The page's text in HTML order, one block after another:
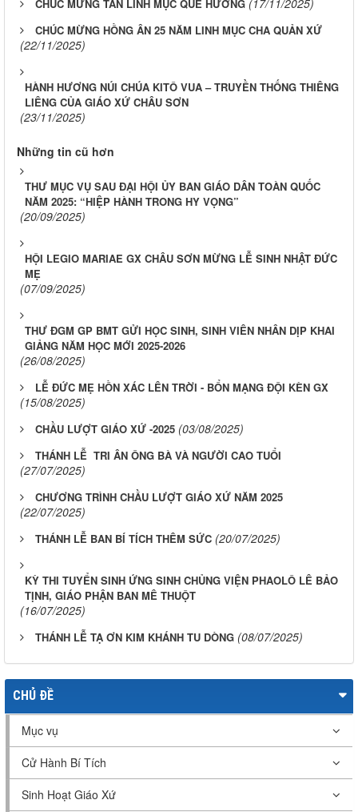
CHÚC MỪNG TÂN LINH MỤC QUÊ HƯƠNG (17/11/2025)
CHÚC MỪNG HỒNG ÂN 25 NĂM LINH MỤC CHA QUẢN XỨ
(22/11/2025)
HÀNH HƯƠNG NÚI CHÚA KITÔ VUA – TRUYỀN THỐNG THIÊNG
LIÊNG CỦA GIÁO XỨ CHÂU SƠN
(23/11/2025)
Những tin cũ hơn
THƯ MỤC VỤ SAU ĐẠI HỘI ỦY BAN GIÁO DÂN TOÀN QUỐC
NĂM 2025: “HIỆP HÀNH TRONG HY VỌNG”
(20/09/2025)
HỘI LEGIO MARIAE GX CHÂU SƠN MỪNG LỄ SINH NHẬT ĐỨC
MẸ
(07/09/2025)
THƯ ĐGM GP BMT GỬI HỌC SINH, SINH VIÊN NHÂN DỊP KHAI
GIẢNG NĂM HỌC MỚI 2025-2026
(26/08/2025)
LỄ ĐỨC MẸ HỒN XÁC LÊN TRỜI - BỔN MẠNG ĐỘI KÈN GX
(15/08/2025)
CHẦU LƯỢT GIÁO XỨ -2025 (03/08/2025)
THÁNH LỄ TRI ÂN ÔNG BÀ VÀ NGƯỜI CAO TUỔI
(27/07/2025)
CHƯƠNG TRÌNH CHẦU LƯỢT GIÁO XỨ NĂM 2025
(22/07/2025)
THÁNH LỄ BAN BÍ TÍCH THÊM SỨC (20/07/2025)
KỲ THI TUYỂN SINH ỨNG SINH CHỦNG VIỆN PHAOLÔ LÊ BẢO
TỊNH, GIÁO PHẬN BAN MÊ THUỘT
(16/07/2025)
THÁNH LỄ TẠ ƠN KIM KHÁNH TU DÒNG (08/07/2025)
CHỦ ĐỀ
Mục vụ
Cử Hành Bí Tích
Sinh Hoạt Giáo Xứ